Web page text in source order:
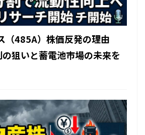
（485A）株価反発の理由
狙いと蓄電池市場の未来を